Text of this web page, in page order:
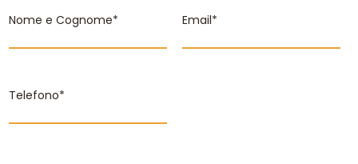
Nome e Cognome* Email*
Telefono*